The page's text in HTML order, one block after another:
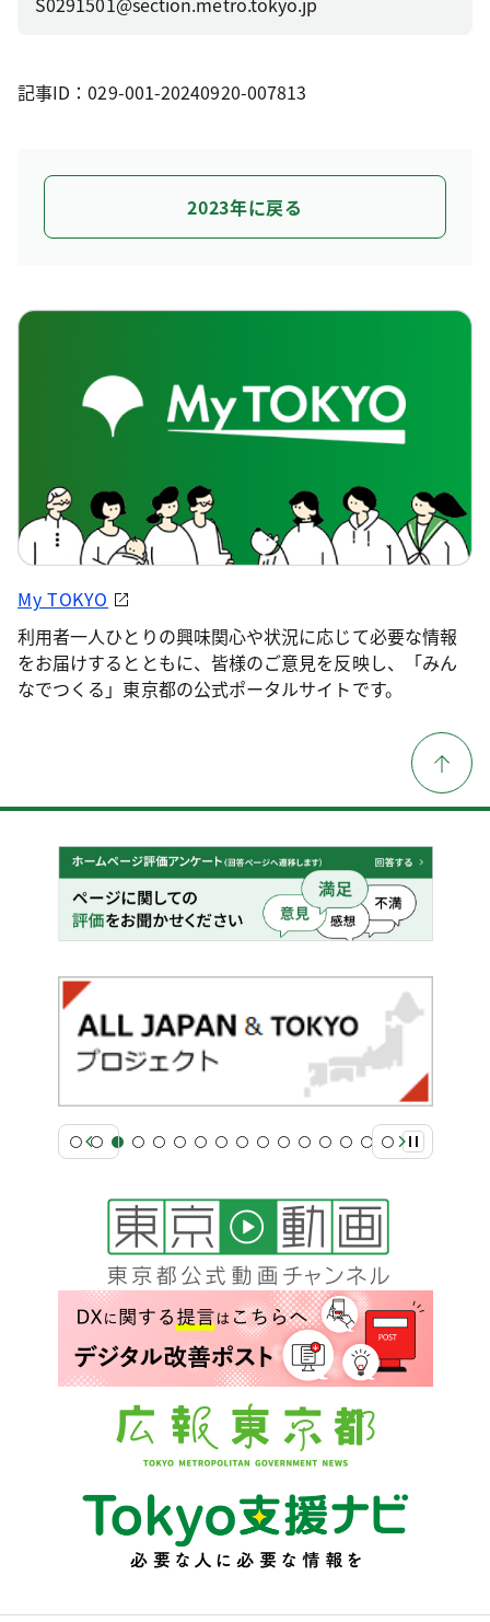
記事ID：029-001-20240920-007813
2023年に戻る
My TOKYO
利用者一人ひとりの興味関心や状況に応じて必要な情報
をお届けするとともに、皆様のご意見を反映し、「みん
なでつくる」東京都の公式ポータルサイトです。